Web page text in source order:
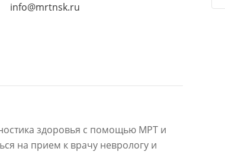
info@mrtnsk.ru
здоровья с помощью МРТ и
на прием к врачу неврологу и